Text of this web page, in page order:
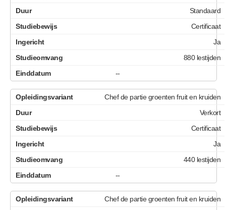
Standaard
Certificaat
Ja
880 lestijden
--
Chef de partie groenten fruit en kruiden
Verkort
Certificaat
Ja
440 lestijden
--
Chef de partie groenten fruit en kruiden